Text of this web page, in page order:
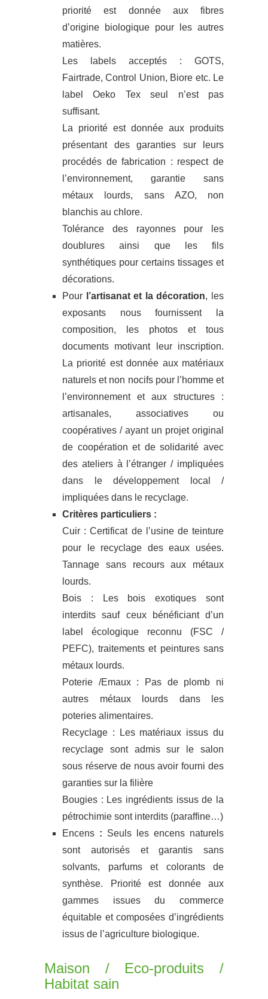
priorité est donnée aux fibres
d’origine biologique pour les autres
matières.
Les labels acceptés : GOTS,
Fairtrade, Control Union, Biore etc. Le
label Oeko Tex seul n’est pas
suffisant.
La priorité est donnée aux produits
présentant des garanties sur leurs
procédés de fabrication : respect de
l’environnement, garantie sans
métaux lourds, sans AZO, non
blanchis au chlore.
Tolérance des rayonnes pour les
doublures ainsi que les fils
synthétiques pour certains tissages et
décorations.
Pour
l’artisanat et la décoration, les
exposants nous fournissent la
composition, les photos et tous
documents motivant leur inscription.
La priorité est donnée aux matériaux
naturels et non nocifs pour l’homme et
l’environnement et aux structures :
artisanales, associatives ou
coopératives / ayant un projet original
de coopération et de solidarité avec
des ateliers à l’étranger / impliquées
dans le développement local /
impliquées dans le recyclage.
Critères particuliers :
Cuir : Certificat de l’usine de teinture
pour le recyclage des eaux usées.
Tannage sans recours aux métaux
lourds.
Bois : Les bois exotiques sont
interdits sauf ceux bénéficiant d’un
label écologique reconnu (FSC /
PEFC), traitements et peintures sans
métaux lourds.
Poterie /Emaux : Pas de plomb ni
autres métaux lourds dans les
poteries alimentaires.
Recyclage : Les matériaux issus du
recyclage sont admis sur le salon
sous réserve de nous avoir fourni des
garanties sur la filière
Bougies : Les ingrédients issus de la
pétrochimie sont interdits (paraffine…)
Encens : Seuls les encens naturels
sont autorisés et garantis sans
solvants, parfums et colorants de
synthèse. Priorité est donnée aux
gammes issues du commerce
équitable et composées d’ingrédients
issus de l’agriculture biologique.
Maison / Eco-produits /
Habitat sain